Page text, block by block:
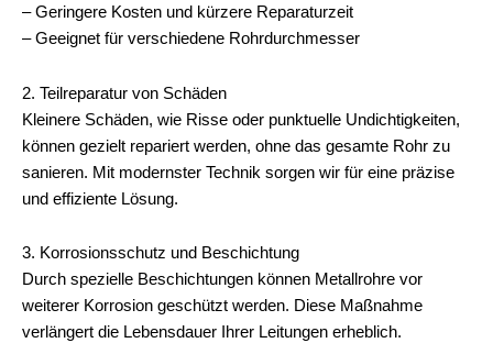
– Geringere Kosten und kürzere Reparaturzeit
– Geeignet für verschiedene Rohrdurchmesser
2. Teilreparatur von Schäden
Kleinere Schäden, wie Risse oder punktuelle Undichtigkeiten,
können gezielt repariert werden, ohne das gesamte Rohr zu
sanieren. Mit modernster Technik sorgen wir für eine präzise
und effiziente Lösung.
3. Korrosionsschutz und Beschichtung
Durch spezielle Beschichtungen können Metallrohre vor
weiterer Korrosion geschützt werden. Diese Maßnahme
verlängert die Lebensdauer Ihrer Leitungen erheblich.